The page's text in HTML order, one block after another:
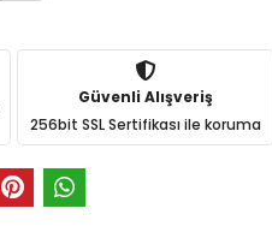
Güvenli Alışveriş
256bit SSL Sertifikası ile koruma